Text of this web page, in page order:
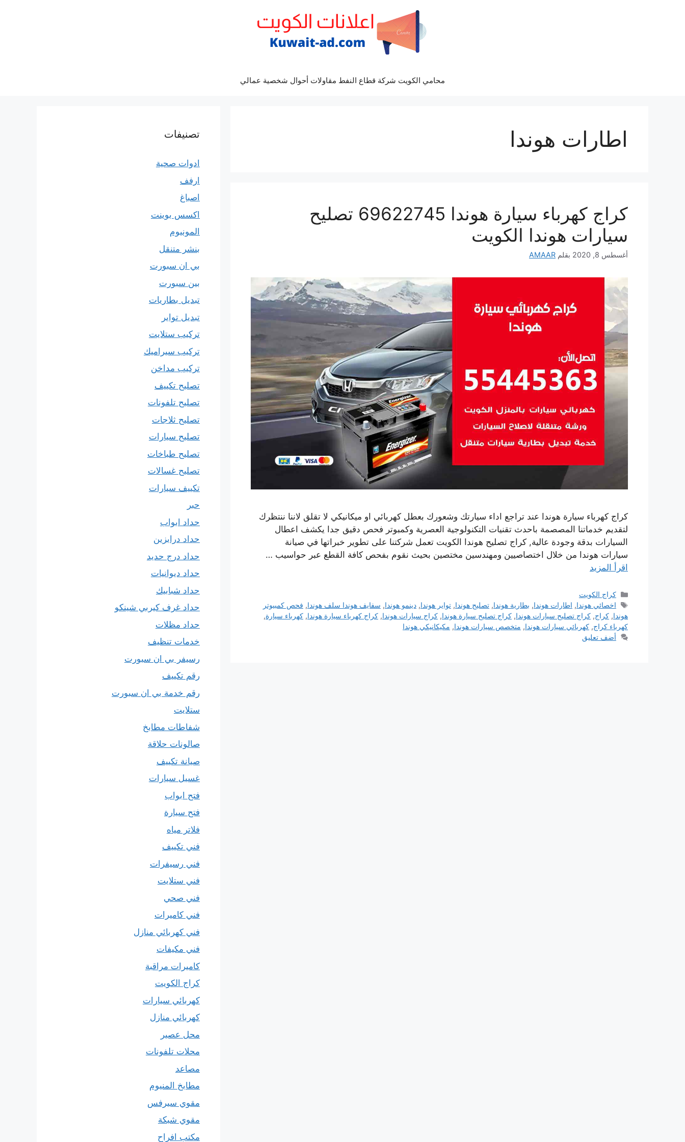
محامي الكويت شركة قطاع النفط مقاولات أحوال شخصية عمالي
اطارات هوندا
كراج كهرباء سيارة هوندا 69622745 تصليح
سيارات هوندا الكويت
أغسطس 8, 2020 بقلم AMAAR
كراج كهرباء سيارة هوندا عند تراجع اداء سيارتك وشعورك بعطل كهربائي او ميكانيكي لا تقلق لاننا ننتظرك
لتقديم خدماتنا المصصمة باحدث تقنيات التكنولوجية العصرية وكمبوتر فحص دقيق جدا يكشف اعطال
السيارات بدقة وجودة عالية, كراج تصليح هوندا الكويت تعمل شركتنا على تطوير خبراتها في صيانة
سيارات هوندا من خلال اختصاصيين ومهندسين مختصين بحيث نقوم بفحص كافة القطع عبر حواسيب …
اقرأ المزيد
التصنيفات
كراج الكويت
الوسوم
اخصائي هوندا, اطارات هوندا, بطارية هوندا,تصليح هوندا,تواير هوندا,دينمو هوندا, سفايف هوندا سلف هوندا, فحص كمبيوتر
هوندا, كراج, كراج تصليح سيارات هوندا, كراج تصليح سيارة هوندا, كراج سيارات هوندا, كراج كهرباء سيارة هوندا, كهرباء سيارة,
كهرباء كراج, كهربائي سيارات هوندا, متخصص سيارات هوندا, مكيكانيكي هوندا
أضف تعليق
تصنيفات
ادوات صحية
ارفف
اصباغ
اكسس بوينت
المونيوم
بنشر متنقل
بي ان سبورت
بين سبورت
تبديل بطاريات
تبديل تواير
تركيب ستلايت
تركيب سيراميك
تركيب مداخن
تصليح تكييف
تصليح تلفونات
تصليح ثلاجات
تصليح سيارات
تصليح طباخات
تصليح غسالات
تكييف سيارات
حبر
حداد ابواب
حداد درابزين
حداد درج حديد
حداد ديوانيات
حداد شبابيك
حداد غرف كيربي شينكو
حداد مظلات
خدمات تنظيف
رسيفر بي ان سبورت
رقم تكييف
رقم خدمة بي ان سبورت
ستلايت
شفاطات مطابخ
صالونات حلاقة
صيانة تكييف
غسيل سيارات
فتح ابواب
فتح سيارة
فلاتر مياه
فني تكييف
فني رسيفرات
فني ستلايت
فني صحي
فني كاميرات
فني كهربائي منازل
فني مكيفات
كاميرات مراقبة
كراج الكويت
كهربائي سيارات
كهربائي منازل
محل عصير
محلات تلفونات
مصاعد
مطابخ المنيوم
مقوي سيرفس
مقوي شبكة
مكتب افراح